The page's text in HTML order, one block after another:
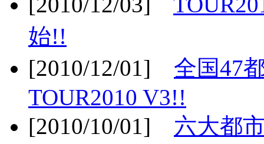
始!!
[2010/12/01] 全国47
TOUR2010 V3!!
[2010/10/01] 六大都